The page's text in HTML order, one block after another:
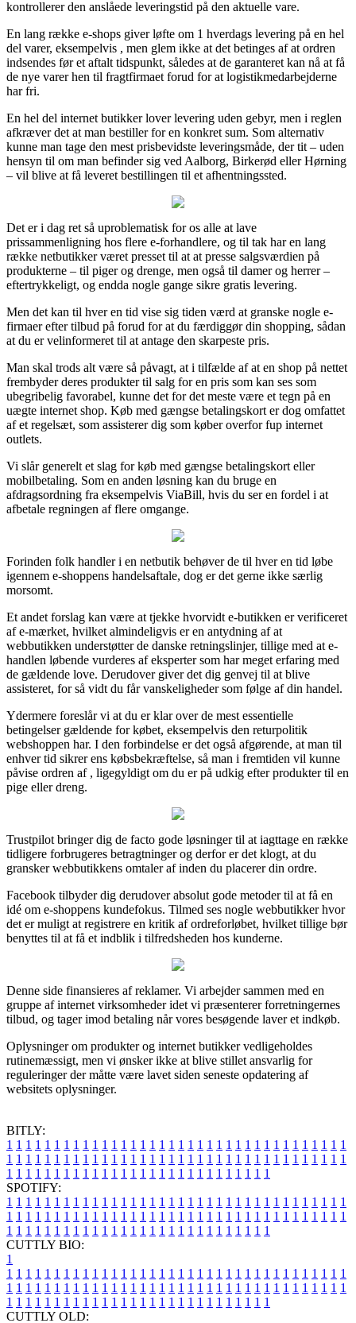
kontrollerer den anslåede leveringstid på den aktuelle vare.
En lang række e-shops giver løfte om 1 hverdags levering på en hel
del varer, eksempelvis , men glem ikke at det betinges af at ordren
indsendes før et aftalt tidspunkt, således at de garanteret kan nå at få
de nye varer hen til fragtfirmaet forud for at logistikmedarbejderne
har fri.
En hel del internet butikker lover levering uden gebyr, men i reglen
afkræver det at man bestiller for en konkret sum. Som alternativ
kunne man tage den mest prisbevidste leveringsmåde, der tit – uden
hensyn til om man befinder sig ved Aalborg, Birkerød eller Hørning
– vil blive at få leveret bestillingen til et afhentningssted.
Det er i dag ret så uproblematisk for os alle at lave
prissammenligning hos flere e-forhandlere, og til tak har en lang
række netbutikker været presset til at at presse salgsværdien på
produkterne – til piger og drenge, men også til damer og herrer –
eftertrykkeligt, og endda nogle gange sikre gratis levering.
Men det kan til hver en tid vise sig tiden værd at granske nogle e-
firmaer efter tilbud på forud for at du færdiggør din shopping, sådan
at du er velinformeret til at antage den skarpeste pris.
Man skal trods alt være så påvagt, at i tilfælde af at en shop på nettet
frembyder deres produkter til salg for en pris som kan ses som
ubegribelig favorabel, kunne det for det meste være et tegn på en
uægte internet shop. Køb med gængse betalingskort er dog omfattet
af et regelsæt, som assisterer dig som køber overfor fup internet
outlets.
Vi slår generelt et slag for køb med gængse betalingskort eller
mobilbetaling. Som en anden løsning kan du bruge en
afdragsordning fra eksempelvis ViaBill, hvis du ser en fordel i at
afbetale regningen af flere omgange.
Forinden folk handler i en netbutik behøver de til hver en tid løbe
igennem e-shoppens handelsaftale, dog er det gerne ikke særlig
morsomt.
Et andet forslag kan være at tjekke hvorvidt e-butikken er verificeret
af e-mærket, hvilket almindeligvis er en antydning af at
webbutikken understøtter de danske retningslinjer, tillige med at e-
handlen løbende vurderes af eksperter som har meget erfaring med
de gældende love. Derudover giver det dig genvej til at blive
assisteret, for så vidt du får vanskeligheder som følge af din handel.
Ydermere foreslår vi at du er klar over de mest essentielle
betingelser gældende for købet, eksempelvis den returpolitik
webshoppen har. I den forbindelse er det også afgørende, at man til
enhver tid sikrer ens købsbekræftelse, så man i fremtiden vil kunne
påvise ordren af , ligegyldigt om du er på udkig efter produkter til en
pige eller dreng.
Trustpilot bringer dig de facto gode løsninger til at iagttage en række
tidligere forbrugeres betragtninger og derfor er det klogt, at du
gransker webbutikkens omtaler af inden du placerer din ordre.
Facebook tilbyder dig derudover absolut gode metoder til at få en
idé om e-shoppens kundefokus. Tilmed ses nogle webbutikker hvor
det er muligt at registrere en kritik af ordreforløbet, hvilket tillige bør
benyttes til at få et indblik i tilfredsheden hos kunderne.
Denne side finansieres af reklamer. Vi arbejder sammen med en
gruppe af internet virksomheder idet vi præsenterer forretningernes
tilbud, og tager imod betaling når vores besøgende laver et indkøb.
Oplysninger om produkter og internet butikker vedligeholdes
rutinemæssigt, men vi ønsker ikke at blive stillet ansvarlig for
reguleringer der måtte være lavet siden seneste opdatering af
websitets oplysninger.
BITLY:
1 1 1 1 1 1 1 1 1 1 1 1 1 1 1 1 1 1 1 1 1 1 1 1 1 1 1 1 1 1 1 1 1 1 1 1
1 1 1 1 1 1 1 1 1 1 1 1 1 1 1 1 1 1 1 1 1 1 1 1 1 1 1 1 1 1 1 1 1 1 1 1
1 1 1 1 1 1 1 1 1 1 1 1 1 1 1 1 1 1 1 1 1 1 1 1 1 1 1 1
SPOTIFY:
1 1 1 1 1 1 1 1 1 1 1 1 1 1 1 1 1 1 1 1 1 1 1 1 1 1 1 1 1 1 1 1 1 1 1 1
1 1 1 1 1 1 1 1 1 1 1 1 1 1 1 1 1 1 1 1 1 1 1 1 1 1 1 1 1 1 1 1 1 1 1 1
1 1 1 1 1 1 1 1 1 1 1 1 1 1 1 1 1 1 1 1 1 1 1 1 1 1 1 1
CUTTLY BIO:
1
1 1 1 1 1 1 1 1 1 1 1 1 1 1 1 1 1 1 1 1 1 1 1 1 1 1 1 1 1 1 1 1 1 1 1 1
1 1 1 1 1 1 1 1 1 1 1 1 1 1 1 1 1 1 1 1 1 1 1 1 1 1 1 1 1 1 1 1 1 1 1 1
1 1 1 1 1 1 1 1 1 1 1 1 1 1 1 1 1 1 1 1 1 1 1 1 1 1 1 1
CUTTLY OLD: